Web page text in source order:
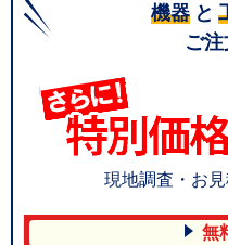
機器 と
ご
現地調査・お
無